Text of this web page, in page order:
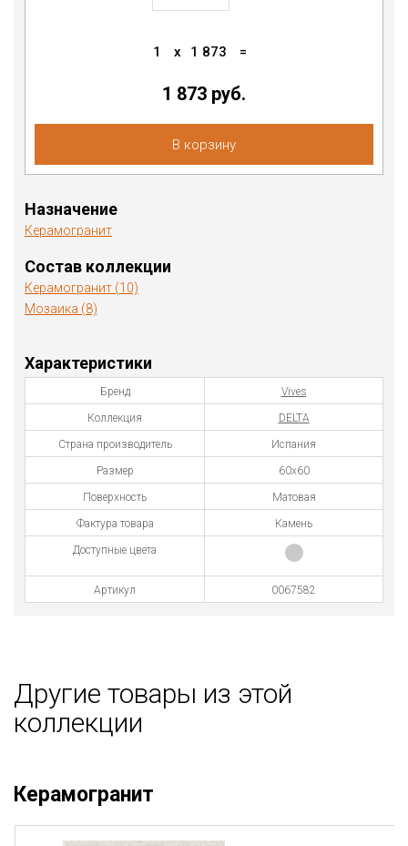
1 x 1 873 =
1 873 руб.
В корзину
Назначение
Керамогранит
Состав коллекции
Керамогранит (10)
Мозаика (8)
Характеристики
Бренд Vives
Коллекция DELTA
Страна производитель Испания
Размер 60x60
Поверхность Матовая
Фактура товара Камень
Доступные цвета
Артикул 0067582
Другие товары из этой
коллекции
Керамогранит